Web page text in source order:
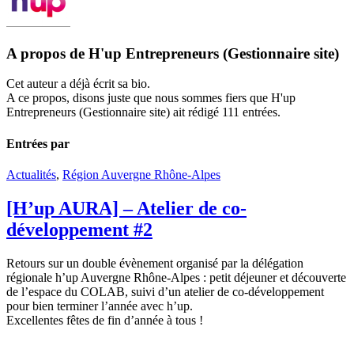
A propos de H'up Entrepreneurs (Gestionnaire site)
Cet auteur a déjà écrit sa bio.
A ce propos, disons juste que nous sommes fiers que H'up
Entrepreneurs (Gestionnaire site) ait rédigé 111 entrées.
Entrées par
Actualités, Région Auvergne Rhône-Alpes
[H’up AURA] – Atelier de co-
développement #2
Retours sur un double évènement organisé par la délégation
régionale h’up Auvergne Rhône-Alpes : petit déjeuner et découverte
de l’espace du COLAB, suivi d’un atelier de co-développement
pour bien terminer l’année avec h’up.
Excellentes fêtes de fin d’année à tous !